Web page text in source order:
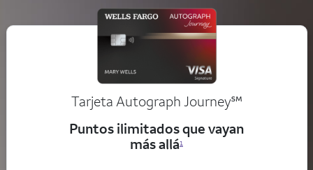
Tarjeta Autograph Journeyservice mark
℠
Puntos ilimitados que vayan
más allá1